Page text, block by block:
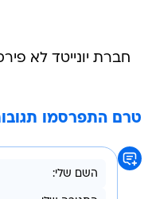
חברת יונייטד לא
טרם התפרסמו